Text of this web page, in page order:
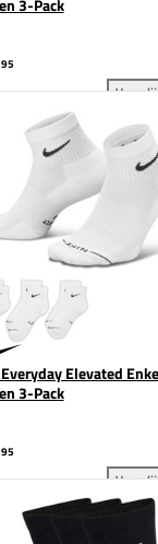
Crew Sokken toevoegen
3-Pack
95
Sokken 3-Pack
Elevated
3-Pack
95